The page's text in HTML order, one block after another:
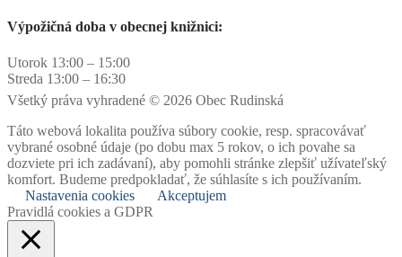
Výpožičná doba v obecnej knižnici:
Utorok 13:00 – 15:00
Streda 13:00 – 16:30
Všetký práva vyhradené © 2026 Obec Rudinská
Táto webová lokalita používa súbory cookie, resp. spracovávať
vybrané osobné údaje (po dobu max 5 rokov, o ich povahe sa
dozviete pri ich zadávaní), aby pomohli stránke zlepšiť užívateľský
komfort. Budeme predpokladať, že súhlasíte s ich používaním.
Nastavenia cookies
Akceptujem
Pravidlá cookies a GDPR